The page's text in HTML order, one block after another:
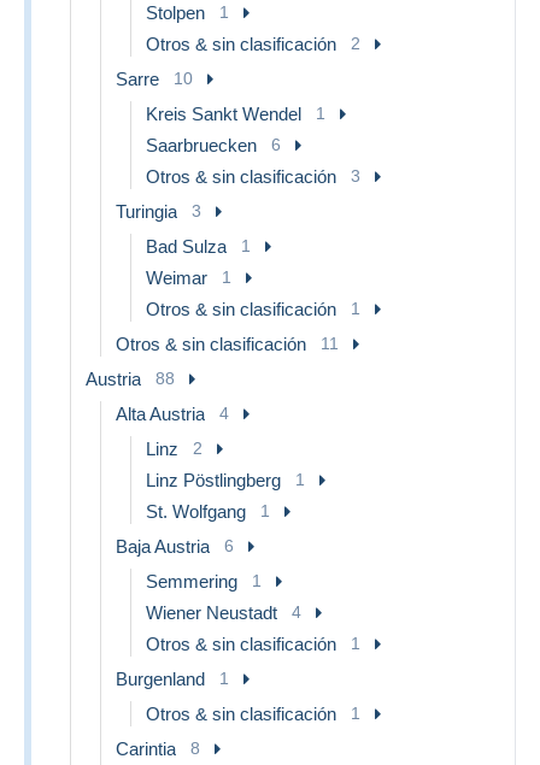
Stolpen 1
Otros & sin clasificación 2
Sarre 10
Kreis Sankt Wendel 1
Saarbruecken 6
Otros & sin clasificación 3
Turingia 3
Bad Sulza 1
Weimar 1
Otros & sin clasificación 1
Otros & sin clasificación 11
Austria 88
Alta Austria 4
Linz 2
Linz Pöstlingberg 1
St. Wolfgang 1
Baja Austria 6
Semmering 1
Wiener Neustadt 4
Otros & sin clasificación 1
Burgenland 1
Otros & sin clasificación 1
Carintia 8